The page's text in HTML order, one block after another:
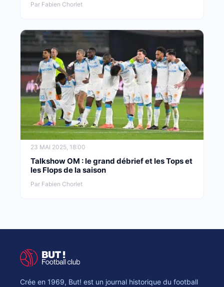
Par Fabien Chorlet
23 MAI 2025, 18:00
Talkshow OM : le grand débrief et les Tops et
les Flops de la saison
Par Fabien Chorlet
Crée en 1969, But! est un journal historique du football